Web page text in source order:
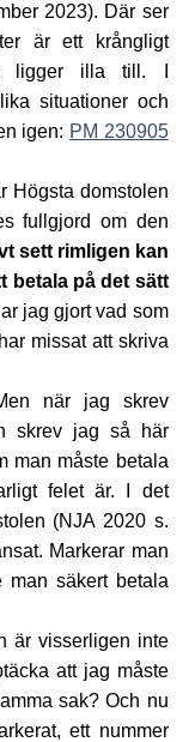
2023). Där ser
är ett krångligt
ligger illa till. I
situationer och
igen: PM 230905
Högsta domstolen
fullgjord om den
sett rimligen kan
betala på det sätt
jag gjort vad som
missat att skriva
när jag skrev
skrev jag så här
man måste betala
felet är. I det
(NJA 2020 s.
Markerar man
säkert betala
är visserligen inte
att jag måste
sak? Och nu
ett nummer